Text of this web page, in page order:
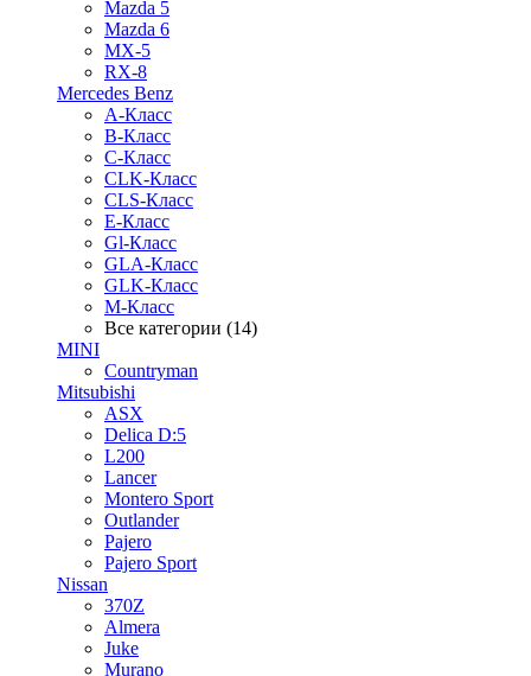
Mazda 5
Mazda 6
MX-5
RX-8
Mercedes Benz
A-Класс
B-Класс
C-Класс
CLK-Класс
CLS-Класс
E-Класс
Gl-Класс
GLA-Класс
GLK-Класс
M-Класс
Все категории (14)
MINI
Countryman
Mitsubishi
ASX
Delica D:5
L200
Lancer
Montero Sport
Outlander
Pajero
Pajero Sport
Nissan
370Z
Almera
Juke
Murano